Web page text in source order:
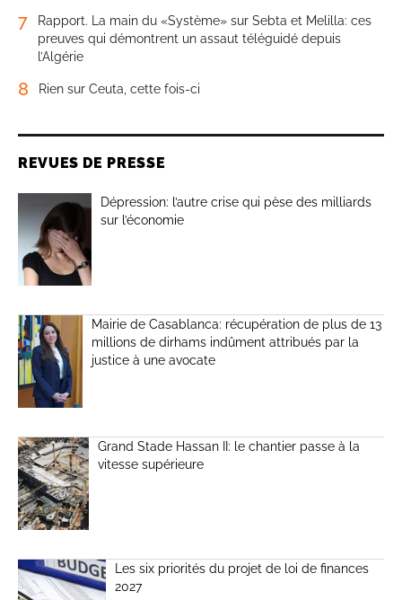
7
Rapport. La main du «Système» sur Sebta et Melilla: ces
preuves qui démontrent un assaut téléguidé depuis
l’Algérie
8 Rien sur Ceuta, cette fois-ci
REVUES DE PRESSE
Dépression: l’autre crise qui pèse des milliards
sur l’économie
Mairie de Casablanca: récupération de plus de 13
millions de dirhams indûment attribués par la
justice à une avocate
Grand Stade Hassan II: le chantier passe à la
vitesse supérieure
Les six priorités du projet de loi de finances
2027